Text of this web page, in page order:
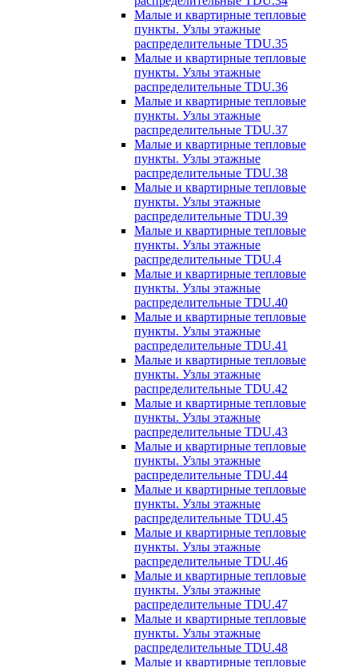
Малые и квартирные тепловые
пункты. Узлы этажные
распределительные TDU.35
Малые и квартирные тепловые
пункты. Узлы этажные
распределительные TDU.36
Малые и квартирные тепловые
пункты. Узлы этажные
распределительные TDU.37
Малые и квартирные тепловые
пункты. Узлы этажные
распределительные TDU.38
Малые и квартирные тепловые
пункты. Узлы этажные
распределительные TDU.39
Малые и квартирные тепловые
пункты. Узлы этажные
распределительные TDU.4
Малые и квартирные тепловые
пункты. Узлы этажные
распределительные TDU.40
Малые и квартирные тепловые
пункты. Узлы этажные
распределительные TDU.41
Малые и квартирные тепловые
пункты. Узлы этажные
распределительные TDU.42
Малые и квартирные тепловые
пункты. Узлы этажные
распределительные TDU.43
Малые и квартирные тепловые
пункты. Узлы этажные
распределительные TDU.44
Малые и квартирные тепловые
пункты. Узлы этажные
распределительные TDU.45
Малые и квартирные тепловые
пункты. Узлы этажные
распределительные TDU.46
Малые и квартирные тепловые
пункты. Узлы этажные
распределительные TDU.47
Малые и квартирные тепловые
пункты. Узлы этажные
распределительные TDU.48
Малые и квартирные тепловые